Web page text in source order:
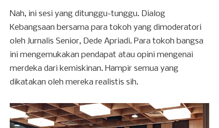
Nah, ini sesi yang ditunggu-tunggu. Dialog
Kebangsaan bersama para tokoh yang dimoderatori
oleh Jurnalis Senior, Dede Apriadi. Para tokoh bangsa
ini mengemukakan pendapat atau opini mengenai
merdeka dari kemiskinan. Hampir semua yang
dikatakan oleh mereka realistis sih.